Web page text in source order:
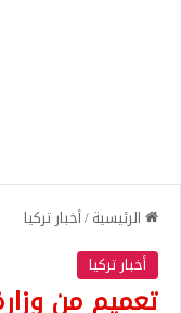
الرئيسية/أخبار تركيا
أخبار تركيا
تعميم من